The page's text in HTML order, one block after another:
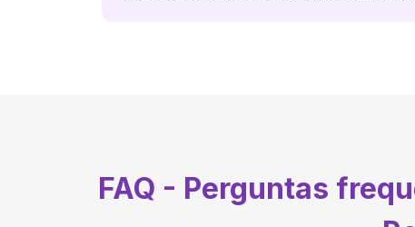
FAQ - Perguntas